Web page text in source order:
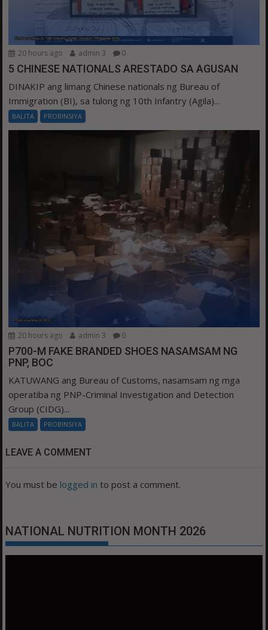
20 hours ago admin 3 0
5 CHINESE NATIONALS ARESTADO SA AGUSAN
DINAKIP ang limang Chinese nationals ng Bureau of
Immigration (BI), sa tulong ng 10th Infantry (Agila)...
BALITA PROBINSIYA
20 hours ago admin 3 0
P700-M FAKE BRANDED SHOES NASAMSAM NG
PNP, BOC
KATUWANG ang Bureau of Customs, nasamsam ng mga
operatiba ng PNP-Criminal Investigation and Detection
Group (CIDG)...
BALITA PROBINSIYA
LEAVE A COMMENT
You must be logged in to post a comment.
NATIONAL NUTRITION MONTH 2026